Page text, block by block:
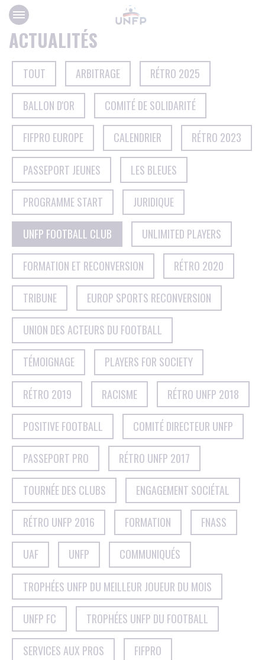
Panneau de gestion des cookies
ACTUALITÉS
TOUT ARBITRAGE RÉTRO 2025
BALLON D'OR COMITÉ DE SOLIDARITÉ
FIFPRO EUROPE CALENDRIER RÉTRO 2023
PASSEPORT JEUNES LES BLEUES
PROGRAMME START JURIDIQUE
UNFP FOOTBALL CLUB UNLIMITED PLAYERS
FORMATION ET RECONVERSION RÉTRO 2020
TRIBUNE EUROP SPORTS RECONVERSION
UNION DES ACTEURS DU FOOTBALL
TÉMOIGNAGE PLAYERS FOR SOCIETY
RÉTRO 2019 RACISME RÉTRO UNFP 2018
POSITIVE FOOTBALL COMITÉ DIRECTEUR UNFP
PASSEPORT PRO RÉTRO UNFP 2017
TOURNÉE DES CLUBS ENGAGEMENT SOCIÉTAL
RÉTRO UNFP 2016 FORMATION FNASS
UAF UNFP COMMUNIQUÉS
TROPHÉES UNFP DU MEILLEUR JOUEUR DU MOIS
UNFP FC TROPHÉES UNFP DU FOOTBALL
SERVICES AUX PROS FIFPRO